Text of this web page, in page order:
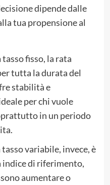
dipende dalle
tua propensione al
fisso, la rata
tutta la durata del
stabilità e
per chi vuole
in un periodo
variabile, invece, è
indice di riferimento,
aumentare o